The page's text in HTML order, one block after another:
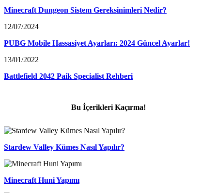
Minecraft Dungeon Sistem Gereksinimleri Nedir?
12/07/2024
PUBG Mobile Hassasiyet Ayarları: 2024 Güncel Ayarlar!
13/01/2022
Battlefield 2042 Paik Specialist Rehberi
Bu İçerikleri Kaçırma!
Stardew Valley Kümes Nasıl Yapılır?
Minecraft Huni Yapımı